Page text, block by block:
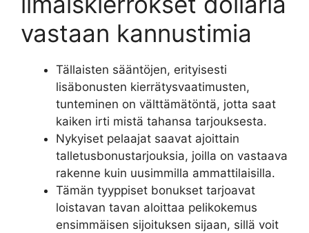
vastaan ​​kannustimia
Tällaisten sääntöjen, erityisesti
lisäbonusten kierrätysvaatimusten,
tunteminen on välttämätöntä, jotta saat
kaiken irti mistä tahansa tarjouksesta.
Nykyiset pelaajat saavat ajoittain
talletusbonustarjouksia, joilla on vastaava
rakenne kuin uusimmilla ammattilaisilla.
Tämän tyyppiset bonukset tarjoavat
loistavan tavan aloittaa pelikokemus
ensimmäisen sijoituksen sijaan, sillä voit